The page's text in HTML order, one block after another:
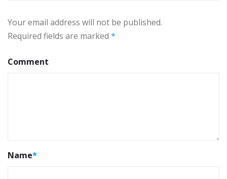
Your email address will not be published.
Required fields are marked *
Comment
Name*